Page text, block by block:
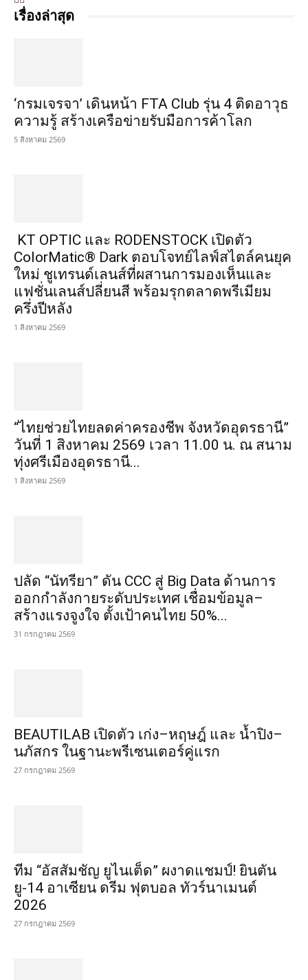
เรื่องล่าสุด
‘กรมเจรจา’ เดินหน้า FTA Club รุ่น 4 ติดอาวุธ
ความรู้ สร้างเครือข่ายรับมือการค้าโลก
5 สิงหาคม 2569
KT OPTIC และ RODENSTOCK เปิดตัว
ColorMatic® Dark ตอบโจทย์ไลฟ์สไตล์คนยุค
ใหม่ ชูเทรนด์เลนส์ที่ผสานการมองเห็นและ
แฟชั่นเลนส์ปลี่ยนสี พร้อมรุกตลาดพรีเมียม
ครึ่งปีหลัง
1 สิงหาคม 2569
“ไทยช่วยไทยลดค่าครองชีพ จังหวัดอุดรธานี”
วันที่ 1 สิงหาคม 2569 เวลา 11.00 น. ณ สนาม
ทุ่งศรีเมืองอุดรธานี...
1 สิงหาคม 2569
ปลัด “นัทรียา” ดัน CCC สู่ Big Data ด้านการ
ออกกำลังกายระดับประเทศ เชื่อมข้อมูล–
สร้างแรงจูงใจ ตั้งเป้าคนไทย 50%...
31 กรกฎาคม 2569
BEAUTILAB เปิดตัว เก่ง–หฤษฎ์ และ น้ำปิง–
นภัสกร ในฐานะพรีเซนเตอร์คู่แรก
27 กรกฎาคม 2569
ทีม “อัสสัมชัญ ยูไนเต็ด” ผงาดแชมป์! ยินตัน
ยู-14 อาเซียน ดรีม ฟุตบอล ทัวร์นาเมนต์
2026
27 กรกฎาคม 2569